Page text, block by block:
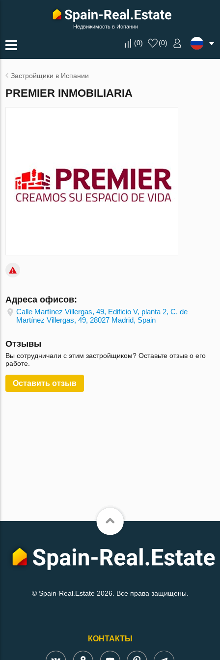
Недвижимость в Испании
(0) (0)
Застройщики в Испании
PREMIER INMOBILIARIA
Адреса офисов:
Calle Martínez Villergas, 49, Edificio V, planta 2, C. de
Martínez Villergas, 49, 28027 Madrid, Spain
Отзывы
Вы сотрудничали с этим застройщиком? Оставьте отзыв о его
работе.
Оставить отзыв
© Spain-Real.Estate 2026. Все права защищены.
КОНТАКТЫ